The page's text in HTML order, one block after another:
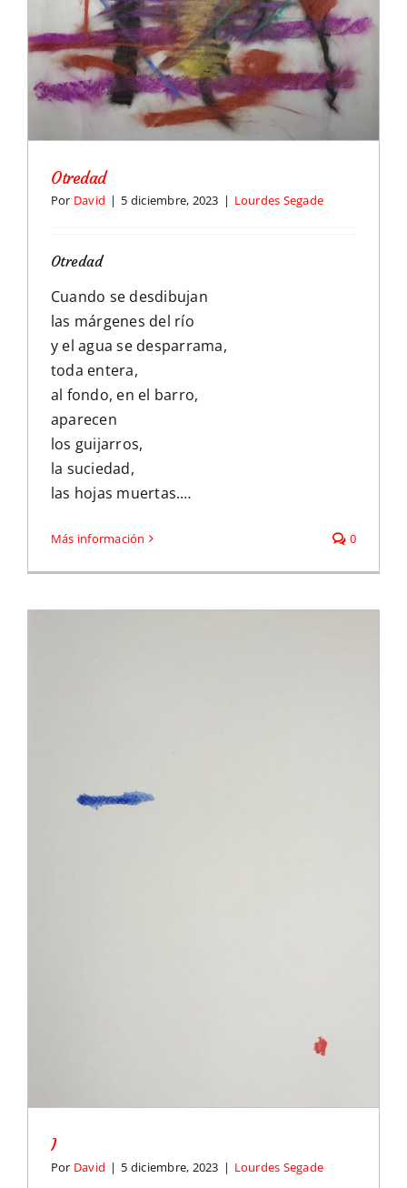
Otredad
Por David | 5 diciembre, 2023 | Lourdes Segade
Otredad
Cuando se desdibujan
las márgenes del río
y el agua se desparrama,
toda entera,
al fondo, en el barro,
aparecen
los guijarros,
la suciedad,
las hojas muertas.…
Más información 0
I
Por David | 5 diciembre, 2023 | Lourdes Segade